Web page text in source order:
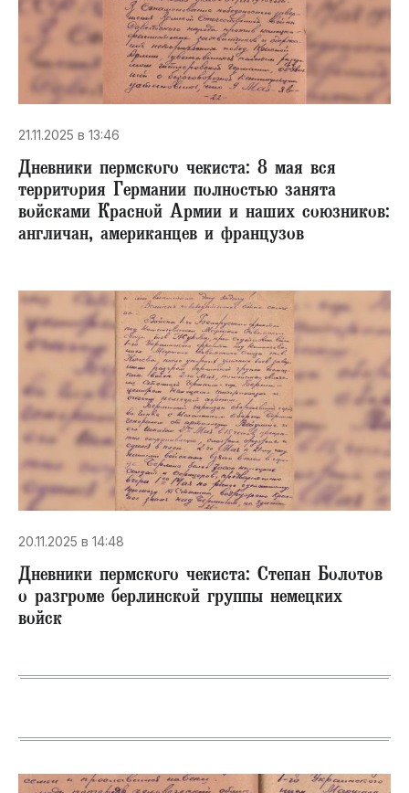
21.11.2025 в 13:46
Дневники пермского чекиста: 8 мая вся
территория Германии полностью занята
войсками Красной Армии и наших союзников:
англичан, американцев и французов
20.11.2025 в 14:48
Дневники пермского чекиста: Степан Болотов
о разгроме берлинской группы немецких
войск